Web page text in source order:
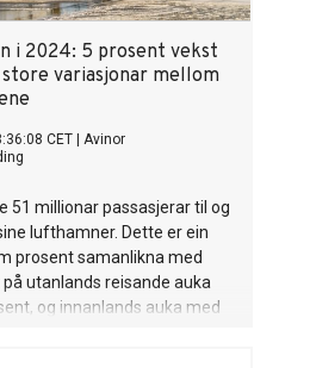
i 2024: 5 prosent vekst
variasjonar mellom
CET
Avinor
51 millionar passasjerar til og
lufthamner. Dette er ein
prosent samanlikna med
på utanlands reisande auka
og innanlands auka med